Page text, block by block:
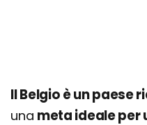
Il Belgio è un paese
una meta ideale per